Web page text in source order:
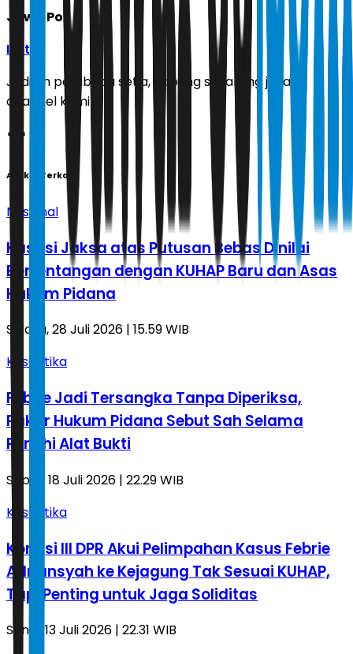
Jawa Pos
Ikuti
Jadilah pembaca setia, gabung sekarang juga di
channel kami!
Artikel Terkait
Nasional
Kasasi Jaksa atas Putusan Bebas Dinilai
Bertentangan dengan KUHAP Baru dan Asas
Hukum Pidana
Selasa, 28 Juli 2026 | 15.59 WIB
Kasuistika
Febrie Jadi Tersangka Tanpa Diperiksa,
Pakar Hukum Pidana Sebut Sah Selama
Penuhi Alat Bukti
Sabtu, 18 Juli 2026 | 22.29 WIB
Kasuistika
Komisi III DPR Akui Pelimpahan Kasus Febrie
Adriansyah ke Kejagung Tak Sesuai KUHAP,
Tapi Penting untuk Jaga Soliditas
Senin, 13 Juli 2026 | 22.31 WIB